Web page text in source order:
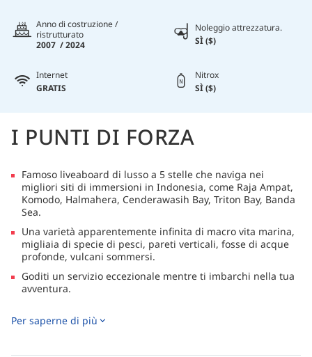
Anno di costruzione /
ristrutturato
2007 / 2024
Noleggio attrezzatura.
SÌ ($)
Internet
GRATIS
Nitrox
SÌ ($)
I PUNTI DI FORZA
Famoso liveaboard di lusso a 5 stelle che naviga nei
migliori siti di immersioni in Indonesia, come Raja Ampat,
Komodo, Halmahera, Cenderawasih Bay, Triton Bay, Banda
Sea.
Una varietà apparentemente infinita di macro vita marina,
migliaia di specie di pesci, pareti verticali, fosse di acque
profonde, vulcani sommersi.
Goditi un servizio eccezionale mentre ti imbarchi nella tua
avventura.
perfetti per scoprire gemme nascoste lungo la costa.
cabine, dove il relax incontra l'eleganza dopo una giornata
Per saperne di più